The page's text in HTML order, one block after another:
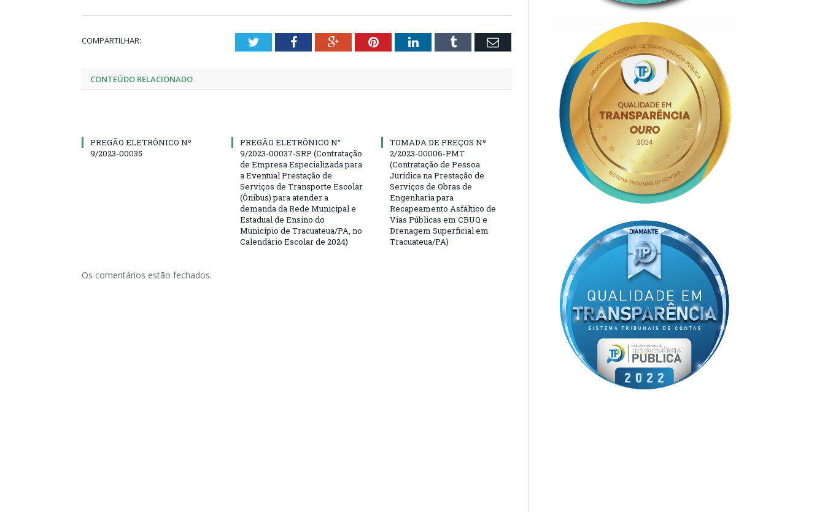
COMPARTILHAR: TwitterFacebookGoogle+PinterestLinkedInTumblr Email
CONTEÚDO RELACIONADO
PREGÃO ELETRÔNICO Nº
9/2023-00035
PREGÃO ELETRÔNICO N°
9/2023-00037-SRP (Contratação
de Empresa Especializada para
a Eventual Prestação de
Serviços de Transporte Escolar
(Ônibus) para atender a
demanda da Rede Municipal e
Estadual de Ensino do
Município de Tracuateua/PA, no
Calendário Escolar de 2024)
TOMADA DE PREÇOS Nº
2/2023-00006-PMT
(Contratação de Pessoa
Jurídica na Prestação de
Serviços de Obras de
Engenharia para
Recapeamento Asfáltico de
Vias Públicas em CBUQ e
Drenagem Superficial em
Tracuateua/PA)
Os comentários estão fechados.